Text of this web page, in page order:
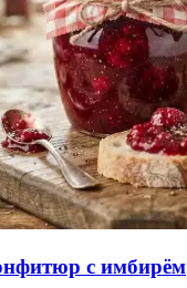
с имбирём